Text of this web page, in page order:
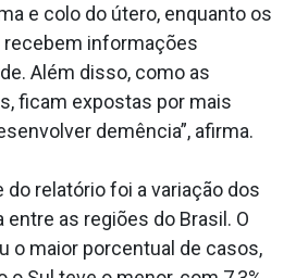
e colo do útero, enquanto os
informações
Além disso, como as
ficam expostas por mais
demência”, afirma.
do relatório foi a variação dos
as regiões do Brasil. O
o maior porcentual de casos,